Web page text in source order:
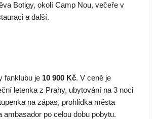
Botigy, okolí Camp Nou, večeře v
a další.
fanklubu je 10 900 Kč. V ceně je
letenka z Prahy, ubytování na 3 noci
na zápas, prohlídka města
ambasador po celou dobu pobytu.